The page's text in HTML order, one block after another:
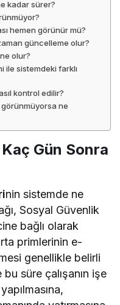
kadar sürer?
hemen görünür mü?
güncelleme olur?
olur?
ile sistemdeki farklı
kontrol edilir?
görünmüyorsa ne
Gün Sonra
nin sistemde ne
Sosyal Güvenlik
bağlı olarak
primlerinin e-
genellikle belirli
süre çalışanın işe